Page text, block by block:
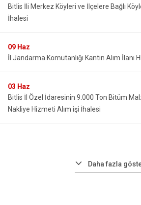
Bitlis İli Merkez Köyleri ve İlçelere Bağlı
İhalesi
09 Haz
İl Jandarma Komutanlığı Kantin Alım İlanı
03 Haz
Bitlis İl Özel İdaresinin 9.000 Ton Bitüm
Nakliye Hizmeti Alım işi İhalesi
Daha fazla